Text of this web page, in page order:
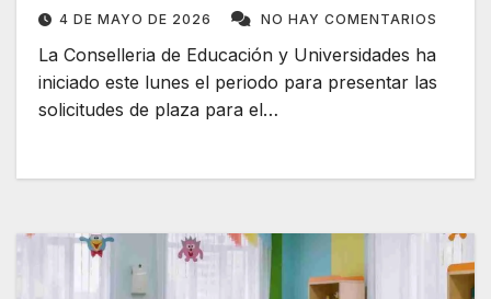
4 DE MAYO DE 2026 NO HAY COMENTARIOS
La Conselleria de Educación y Universidades ha
iniciado este lunes el periodo para presentar las
solicitudes de plaza para el…